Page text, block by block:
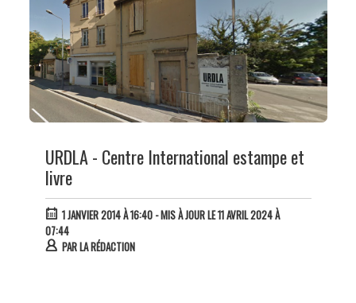
URDLA - Centre International estampe et
livre
1 JANVIER 2014 À 16:40- MIS À JOUR LE 11 AVRIL 2024 À
07:44
PARLA RÉDACTION